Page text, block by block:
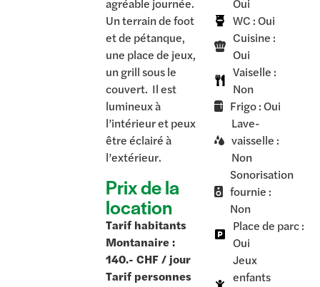
agréable journée.
Un terrain de foot
et de pétanque,
une place de jeux,
un grill sous le
couvert. Il est
lumineux à
l’intérieur et peux
être éclairé à
l’extérieur.
Prix de la
location
Tarif habitants
Montanaire :
140.- CHF / jour
Tarif personnes
Oui
WC : Oui
Cuisine :
Oui
Vaiselle :
Non
Frigo : Oui
Lave-
vaisselle :
Non
Sonorisation
fournie :
Non
Place de parc :
Oui
Jeux
enfants